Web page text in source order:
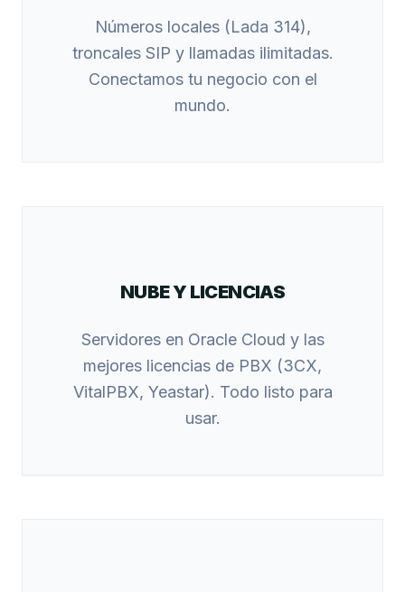
Números locales (Lada 314),
troncales SIP y llamadas ilimitadas.
Conectamos tu negocio con el
mundo.
NUBE Y LICENCIAS
Servidores en Oracle Cloud y las
mejores licencias de PBX (3CX,
VitalPBX, Yeastar). Todo listo para
usar.